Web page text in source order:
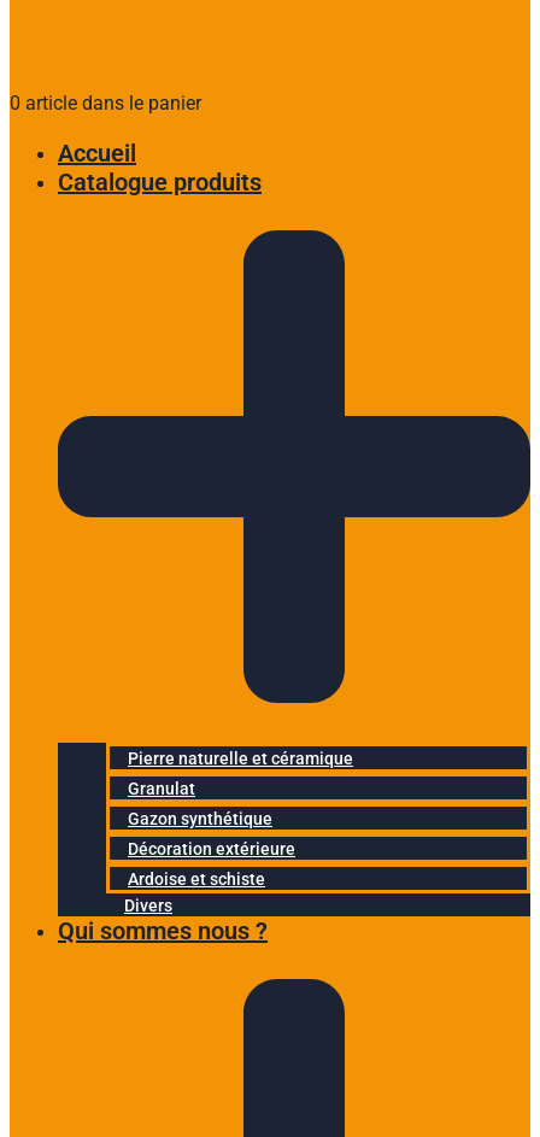
0 article dans le panier
Accueil
Catalogue produits
Pierre naturelle et céramique
Granulat
Gazon synthétique
Décoration extérieure
Ardoise et schiste
Divers
Qui sommes nous ?